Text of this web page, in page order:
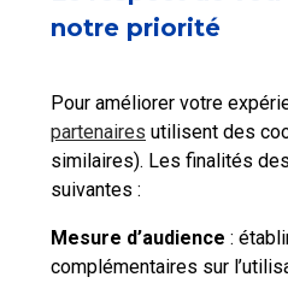
notre priorité
Pour améliorer votre
partenaires utilisent des
similaires). Les finalités
suivantes :
Mesure d’audience :
complémentaires sur
taxes à l’importation ?
Dois-je payer des droits et
si je reçois un cadeau ou
?